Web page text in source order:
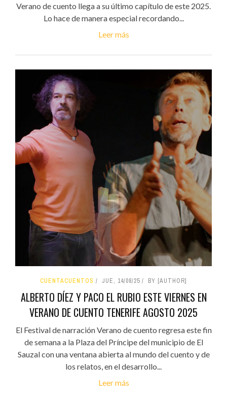
Verano de cuento llega a su último capítulo de este 2025.
Lo hace de manera especial recordando...
Leer más
CUENTACUENTOS JUE, 14/08/25 BY [AUTHOR]
ALBERTO DÍEZ Y PACO EL RUBIO ESTE VIERNES EN
VERANO DE CUENTO TENERIFE AGOSTO 2025
El Festival de narración Verano de cuento regresa este fin
de semana a la Plaza del Príncipe del municipio de El
Sauzal con una ventana abierta al mundo del cuento y de
los relatos, en el desarrollo...
Leer más